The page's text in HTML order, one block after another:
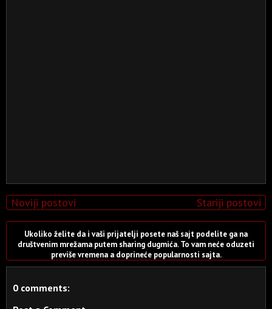
Noviji postovi Stariji postovi
Ukoliko želite da i vaši prijatelji posete naš sajt podelite ga na
društvenim mrežama putem sharing dugmića. To vam neće oduzeti
previše vremena a doprineće popularnosti sajta.
0 comments: